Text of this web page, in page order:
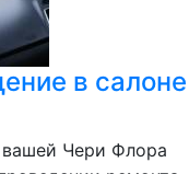
в салоне
вашей Чери Флора